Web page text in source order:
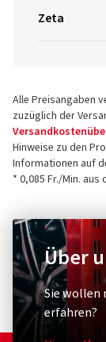
Zeta
Alle Preisangaben
zuzüglich der
Hinweise zu den
Informationen auf
* 0,085 Fr./Min. aus
Über
Sie wollen
erfahren?